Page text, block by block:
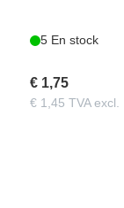
5 En stock
€ 1,75
€ 1,45 TVA excl.